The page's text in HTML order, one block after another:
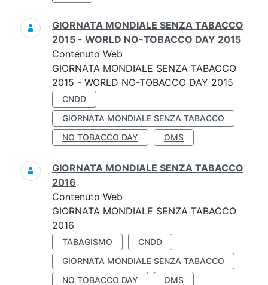
GIORNATA MONDIALE SENZA TABACCO
2015 - WORLD NO-TOBACCO DAY 2015
Contenuto Web
GIORNATA MONDIALE SENZA TABACCO
2015 - WORLD NO-TOBACCO DAY 2015
CNDD
GIORNATA MONDIALE SENZA TABACCO
NO TOBACCO DAY
OMS
GIORNATA MONDIALE SENZA TABACCO
2016
Contenuto Web
GIORNATA MONDIALE SENZA TABACCO
2016
TABAGISMO
CNDD
GIORNATA MONDIALE SENZA TABACCO
NO TOBACCO DAY
OMS